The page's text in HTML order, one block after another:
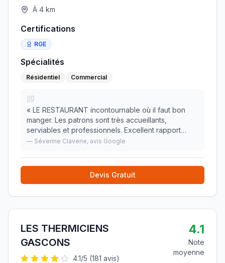
À 4 km
Certifications
RGE
Spécialités
Résidentiel Commercial
« LE RESTAURANT incontournable où il faut bon
manger. Les patrons sont très accueillants,
serviables et professionnels. Excellent rapport
qualité prix. Nous nous sommes régalés. Vous
Menu : gra»
— Séverine Claverie, avis Google
Devis Gratuit
LES THERMICIENS
GASCONS
4.1/5 (181 avis)
4.1
Note
moyenne